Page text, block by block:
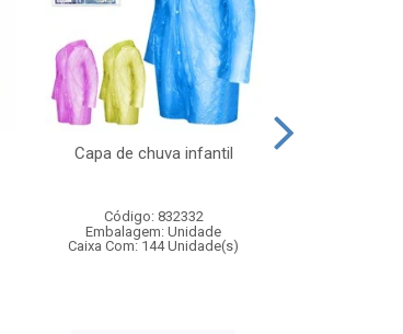
Capa de chuva infantil
Código: 832332
Embalagem: Unidade
Caixa Com: 144 Unidade(s)